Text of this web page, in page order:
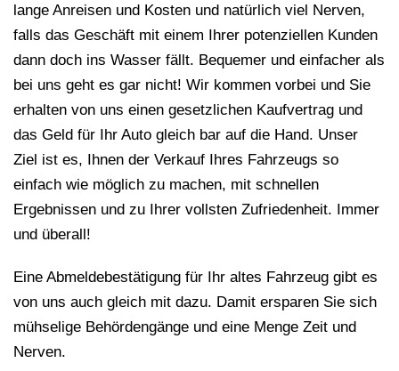
lange Anreisen und Kosten und natürlich viel Nerven,
falls das Geschäft mit einem Ihrer potenziellen Kunden
dann doch ins Wasser fällt. Bequemer und einfacher als
bei uns geht es gar nicht! Wir kommen vorbei und Sie
erhalten von uns einen gesetzlichen Kaufvertrag und
das Geld für Ihr Auto gleich bar auf die Hand. Unser
Ziel ist es, Ihnen der Verkauf Ihres Fahrzeugs so
einfach wie möglich zu machen, mit schnellen
Ergebnissen und zu Ihrer vollsten Zufriedenheit. Immer
und überall!
Eine Abmeldebestätigung für Ihr altes Fahrzeug gibt es
von uns auch gleich mit dazu. Damit ersparen Sie sich
mühselige Behördengänge und eine Menge Zeit und
Nerven.